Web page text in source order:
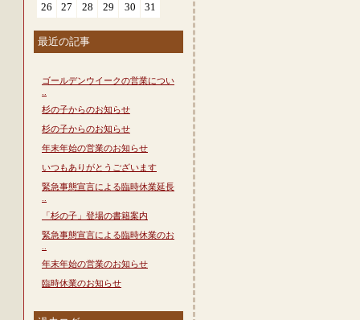
26
27 28 29 30 31
最近の記事
ゴールデンウイークの営業につい
杉の子からのお知らせ
杉の子からのお知らせ
年末年始の営業のお知らせ
いつもありがとうございます
緊急事態宣言による臨時休業延長
「杉の子」登場の書籍案内
緊急事態宣言による臨時休業のお
年末年始の営業のお知らせ
臨時休業のお知らせ